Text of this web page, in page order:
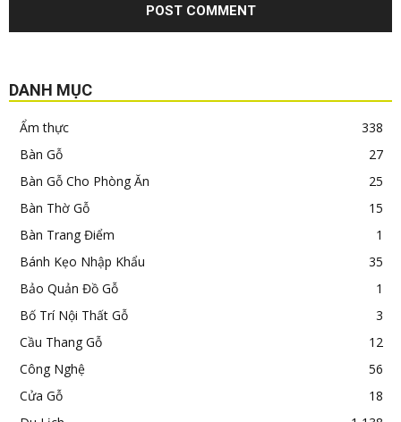
DANH MỤC
Ẩm thực
338
Bàn Gỗ
27
Bàn Gỗ Cho Phòng Ăn
25
Bàn Thờ Gỗ
15
Bàn Trang Điểm
1
Bánh Kẹo Nhập Khẩu
35
Bảo Quản Đồ Gỗ
1
Bố Trí Nội Thất Gỗ
3
Cầu Thang Gỗ
12
Công Nghệ
56
Cửa Gỗ
18